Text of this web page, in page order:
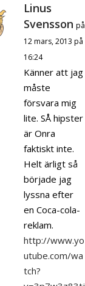
Linus
Svensson på
12 mars, 2013 på
16:24
Känner att jag
måste
försvara mig
lite. SÅ hipster
är Onra
faktiskt inte.
Helt ärligt så
började jag
lyssna efter
en Coca-cola-
reklam.
http://www.yo
utube.com/wa
tch?